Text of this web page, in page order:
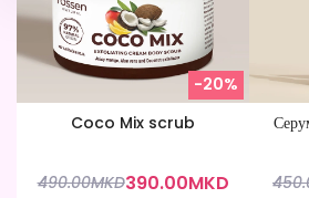
-20%
Coco Mix scrub
490.00MKD390.00MKD